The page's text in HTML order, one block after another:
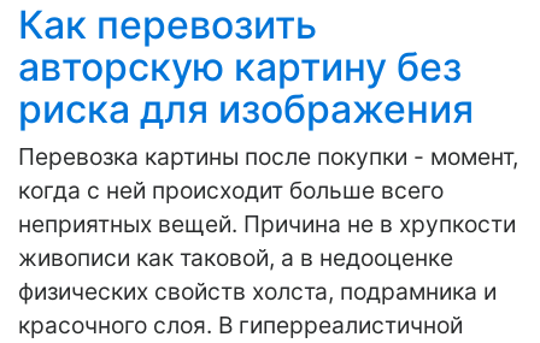
Как перевозить
авторскую картину без
риска для изображения
Перевозка картины после покупки - момент,
когда с ней происходит больше всего
неприятных вещей. Причина не в хрупкости
живописи как таковой, а в недооценке
физических свойств холста, подрамника и
красочного слоя. В гиперреалистичной